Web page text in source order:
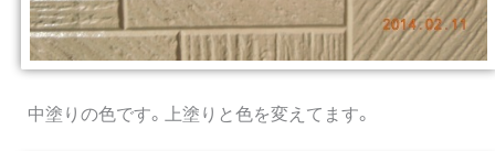
中塗りの色です。上塗りと色を変えてます。